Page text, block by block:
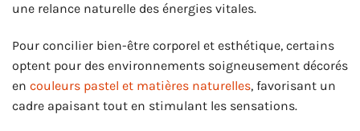
une relance naturelle des énergies vitales.
Pour concilier bien-être corporel et esthétique, certains
optent pour des environnements soigneusement décorés
en couleurs pastel et matières naturelles, favorisant un
cadre apaisant tout en stimulant les sensations.